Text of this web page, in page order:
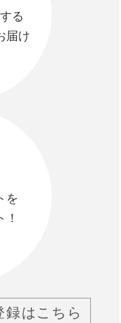
る
届け
を
録はこちら